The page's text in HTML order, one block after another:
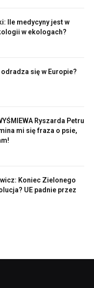
Ile medycyny jest w
w ekologach?
odradza się w Europie?
Ryszarda Petru
mi się fraza o psie,
Koniec Zielonego
UE padnie przez